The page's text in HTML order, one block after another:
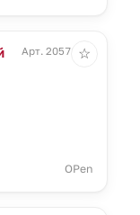
Арт. 20571.33
OPen
☆